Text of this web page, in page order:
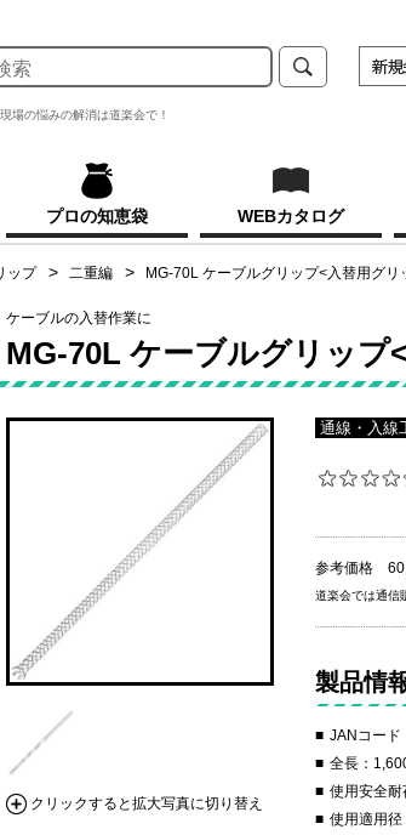
場の悩みの解消は道楽会で！
プロの知恵袋 WEBカタログ
ップ 二重編 MG-70L ケーブルグリップ<入替用グリ
ケーブルの入替作業に
MG-70L ケーブルグリップ
クリックすると拡大写真に切り替え
通線・入線
参考価格
道楽会では通信
製品情
JANコー
全長：
使用安全
使用適用